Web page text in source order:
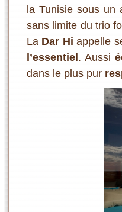
la Tunisie sous un
sans limite du trio
La Dar Hi appelle
l’essentiel. Aussi
dans le plus pur